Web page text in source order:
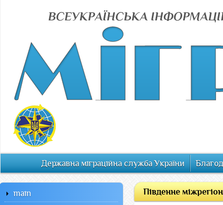
Державна міграційна служба України
Південне
main